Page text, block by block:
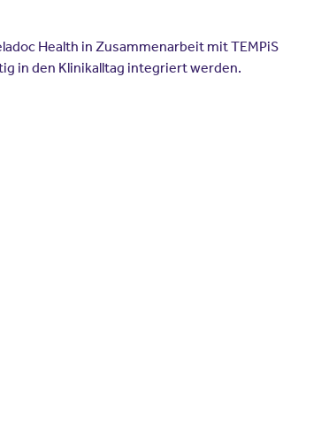
Health in Zusammenarbeit mit TEMPiS
in den Klinikalltag integriert werden.